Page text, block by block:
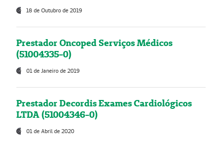
18 de Outubro de 2019
Prestador Oncoped Serviços Médicos
(51004335-0)
01 de Janeiro de 2019
Prestador Decordis Exames Cardiológicos
LTDA (51004346-0)
01 de Abril de 2020